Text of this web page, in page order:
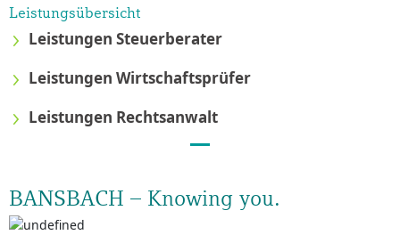
Leistungsübersicht
Leistungen Steuerberater
Leistungen Wirtschaftsprüfer
Leistungen Rechtsanwalt
BANSBACH – Knowing you.